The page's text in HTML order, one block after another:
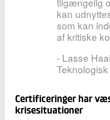
kan
som kan
af kritiske
- Lasse
Certificeringer har
krisesituationer